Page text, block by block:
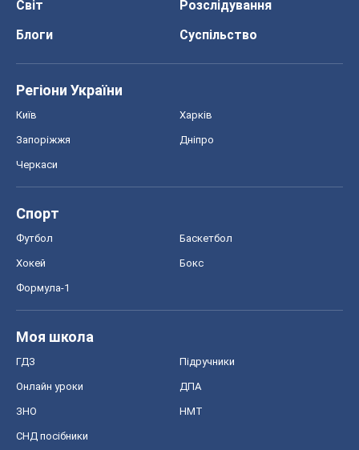
Світ
Розслідування
Блоги
Суспільство
Регіони України
Київ Харків
Запоріжжя Дніпро
Черкаси
Спорт
Футбол Баскетбол
Хокей Бокс
Формула-1
Моя школа
ГДЗ Підручники
Онлайн уроки ДПА
ЗНО НМТ
СНД посібники